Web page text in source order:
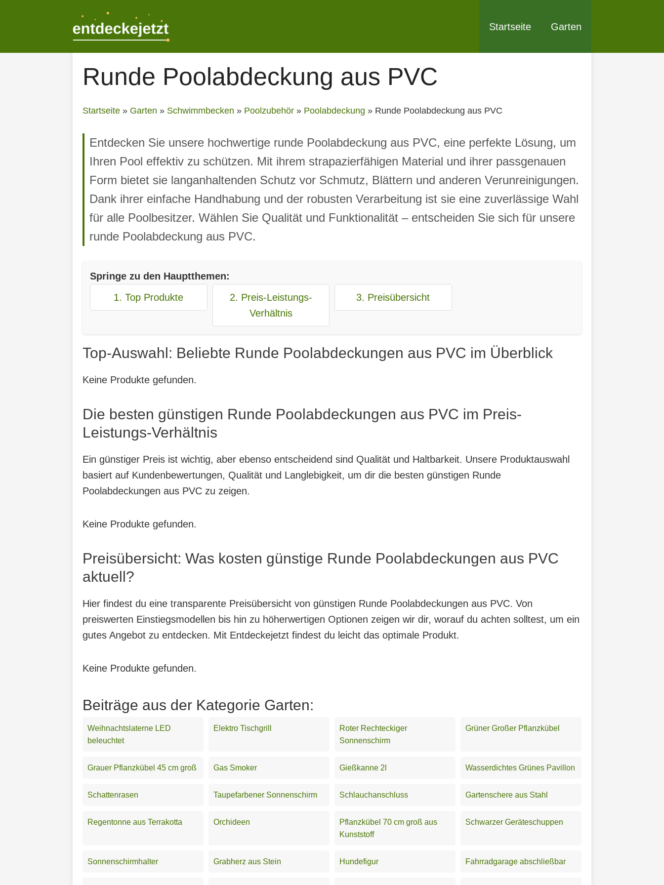
Startseite Garten
Runde Poolabdeckung aus PVC
Startseite » Garten » Schwimmbecken » Poolzubehör » Poolabdeckung » Runde Poolabdeckung aus PVC
Entdecken Sie unsere hochwertige runde Poolabdeckung aus PVC, eine perfekte Lösung, um
Ihren Pool effektiv zu schützen. Mit ihrem strapazierfähigen Material und ihrer passgenauen
Form bietet sie langanhaltenden Schutz vor Schmutz, Blättern und anderen Verunreinigungen.
Dank ihrer einfache Handhabung und der robusten Verarbeitung ist sie eine zuverlässige Wahl
für alle Poolbesitzer. Wählen Sie Qualität und Funktionalität – entscheiden Sie sich für unsere
runde Poolabdeckung aus PVC.
Springe zu den Hauptthemen:
1. Top Produkte
2. Preis-Leistungs-
Verhältnis
3. Preisübersicht
Top-Auswahl: Beliebte Runde Poolabdeckungen aus PVC im Überblick
Keine Produkte gefunden.
Die besten günstigen Runde Poolabdeckungen aus PVC im Preis-
Leistungs-Verhältnis
Ein günstiger Preis ist wichtig, aber ebenso entscheidend sind Qualität und Haltbarkeit. Unsere Produktauswahl
basiert auf Kundenbewertungen, Qualität und Langlebigkeit, um dir die besten günstigen Runde
Poolabdeckungen aus PVC zu zeigen.
Keine Produkte gefunden.
Preisübersicht: Was kosten günstige Runde Poolabdeckungen aus PVC
aktuell?
Hier findest du eine transparente Preisübersicht von günstigen Runde Poolabdeckungen aus PVC. Von
preiswerten Einstiegsmodellen bis hin zu höherwertigen Optionen zeigen wir dir, worauf du achten solltest, um ein
gutes Angebot zu entdecken. Mit Entdeckejetzt findest du leicht das optimale Produkt.
Keine Produkte gefunden.
Beiträge aus der Kategorie Garten:
Weihnachtslaterne LED
beleuchtet
Elektro Tischgrill
Roter Rechteckiger
Sonnenschirm
Grüner Großer Pflanzkübel
Grauer Pflanzkübel 45 cm groß Gas Smoker Gießkanne 2l Wasserdichtes Grünes Pavillon
Schattenrasen Taupefarbener Sonnenschirm Schlauchanschluss Gartenschere aus Stahl
Regentonne aus Terrakotta Orchideen
Pflanzkübel 70 cm groß aus
Kunststoff
Schwarzer Geräteschuppen
Sonnenschirmhalter Grabherz aus Stein Hundefigur Fahrradgarage abschließbar